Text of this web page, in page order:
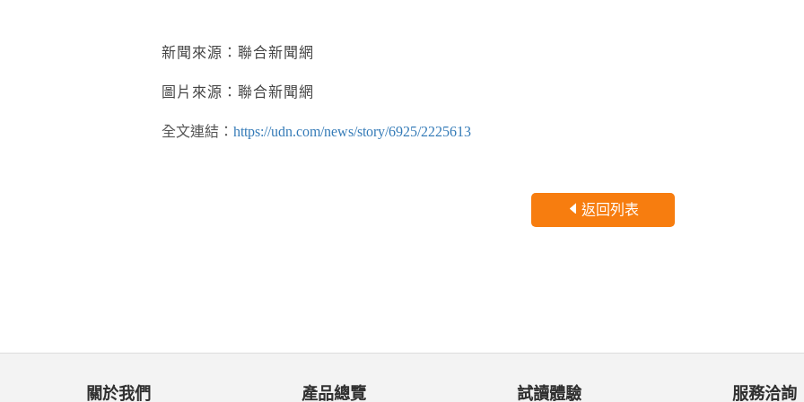
新聞來源：聯合新聞網
圖片來源：聯合新聞網
全文連結： https://udn.com/news/story/6925/2225613
返回列表
關於我們 產品總覽 試讀體驗 服務洽詢